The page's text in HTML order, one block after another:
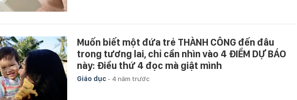
Muốn biết một đứa trẻ THÀNH CÔNG đến đâu
trong tương lai, chỉ cần nhìn vào 4 ĐIỂM DỰ BÁO
này: Điều thứ 4 đọc mà giật mình
Giáo dục - 4 năm trước